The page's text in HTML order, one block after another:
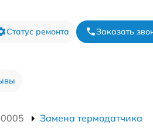
Статус ремонта Заказать
Замена термодатчика